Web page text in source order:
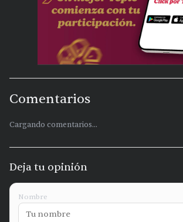
Comentarios
Cargando comentarios...
Deja tu opinión
Nombre